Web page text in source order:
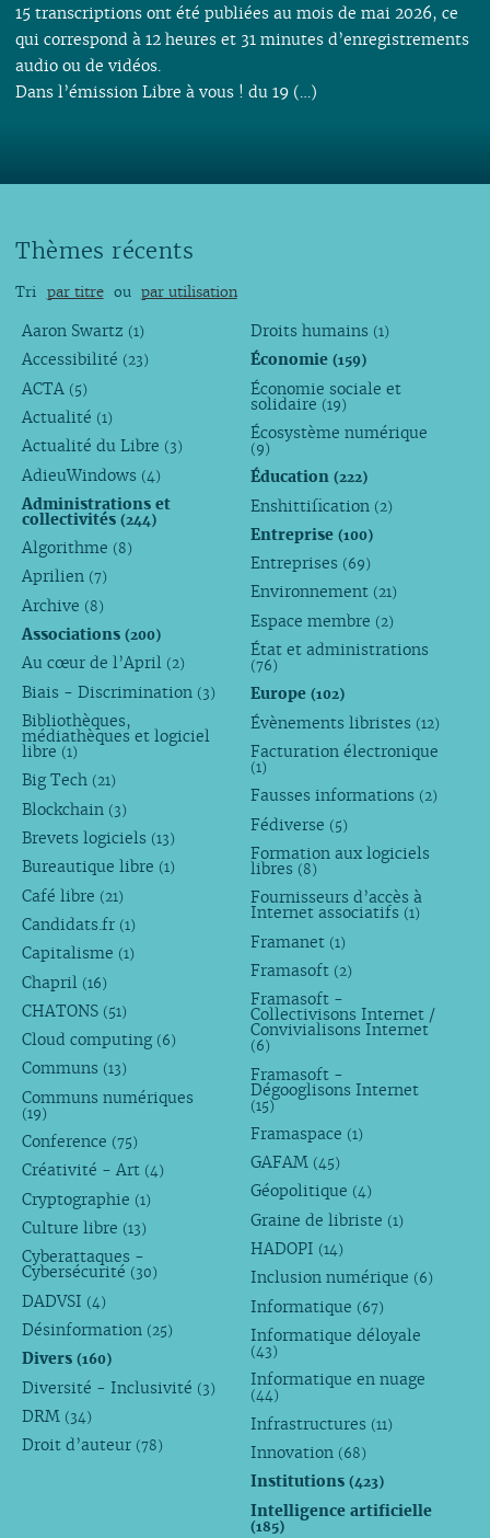
15 transcriptions ont été publiées au mois de mai 2026, ce
qui correspond à 12 heures et 31 minutes d’enregistrements
audio ou de vidéos.
Dans l’émission Libre à vous ! du 19 (…)
Thèmes récents
Tri par titre ou par utilisation
Aaron Swartz (1)
Accessibilité (23)
ACTA (5)
Actualité (1)
Actualité du Libre (3)
AdieuWindows (4)
Administrations et
collectivités (244)
Algorithme (8)
Aprilien (7)
Archive (8)
Associations (200)
Au cœur de l’April (2)
Biais - Discrimination (3)
Bibliothèques,
médiathèques et logiciel
libre (1)
Big Tech (21)
Blockchain (3)
Brevets logiciels (13)
Bureautique libre (1)
Café libre (21)
Candidats.fr (1)
Capitalisme (1)
Chapril (16)
CHATONS (51)
Cloud computing (6)
Communs (13)
Communs numériques
(19)
Conference (75)
Créativité - Art (4)
Cryptographie (1)
Culture libre (13)
Cyberattaques -
Cybersécurité (30)
DADVSI (4)
Désinformation (25)
Divers (160)
Diversité - Inclusivité (3)
DRM (34)
Droit d’auteur (78)
Droits humains (1)
Économie(159)
Économie sociale et
solidaire (19)
Écosystème numérique
(9)
Éducation(222)
Enshittification (2)
Entreprise(100)
Entreprises (69)
Environnement (21)
Espace membre (2)
État et administrations
(76)
Europe(102)
Évènements libristes (12)
Facturation électronique
(1)
Fausses informations (2)
Fédiverse (5)
Formation aux logiciels
libres (8)
Fournisseurs d’accès à
Internet associatifs (1)
Framanet (1)
Framasoft (2)
Framasoft -
Collectivisons Internet /
Convivialisons Internet
(6)
Framasoft -
Dégooglisons Internet
(15)
Framaspace (1)
GAFAM (45)
Géopolitique (4)
Graine de libriste (1)
HADOPI (14)
Inclusion numérique (6)
Informatique (67)
Informatique déloyale
(43)
Informatique en nuage
(44)
Infrastructures (11)
Innovation (68)
Institutions(423)
Intelligence artificielle
(185)